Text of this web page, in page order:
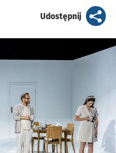
Udostępnijartykuł